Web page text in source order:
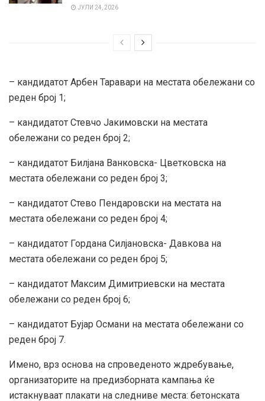
ЈУЛИ 24, 2026
– кандидатот Арбен Таравари на местата обележани со
реден број 1;
– кандидатот Стевчо Јакимовски на местата
обележани со реден број 2;
– кандидатот Билјана Ванковска- Цветковска на
местата обележани со реден број 3;
– кандидатот Стево Пендаровски на местата на
местата обележани со реден број 4;
– кандидатот Гордана Силјановска- Давкова на
местата обележани со реден број 5;
– кандидатот Максим Димитриевски на местата
обележани со реден број 6;
– кандидатот Бујар Османи на местата обележани со
реден број 7.
Имено, врз основа на спроведеното ждребување,
организаторите на предизборната кампања ќе
истакнуваат плакати на следниве места: бетонската